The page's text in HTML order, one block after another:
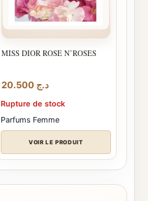
MISS DIOR ROSE N’ROSES
د.ج 20.500
Rupture de stock
Parfums Femme
VOIR LE PRODUIT